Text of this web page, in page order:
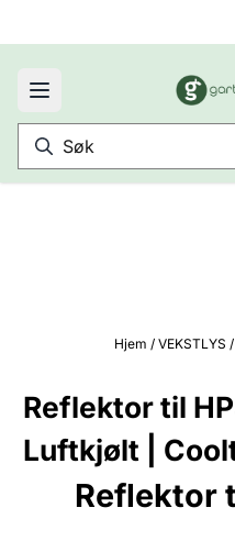
Hjem / VEKSTLYS /
Reflektor til
Luftkjølt |
Reflektor